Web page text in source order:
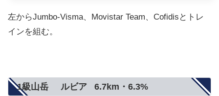
左からJumbo-Visma、Movistar Team、Cofidisとトレ
インを組む。
1級山岳 ルビア 6.7km・6.3%